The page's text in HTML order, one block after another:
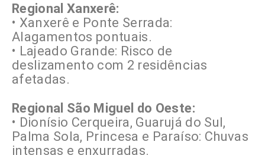
Regional Xanxerê:
• Xanxerê e Ponte Serrada:
Alagamentos pontuais.
• Lajeado Grande: Risco de
deslizamento com 2 residências
afetadas.
Regional São Miguel do Oeste:
• Dionísio Cerqueira, Guarujá do Sul,
Palma Sola, Princesa e Paraíso: Chuvas
intensas e enxurradas.